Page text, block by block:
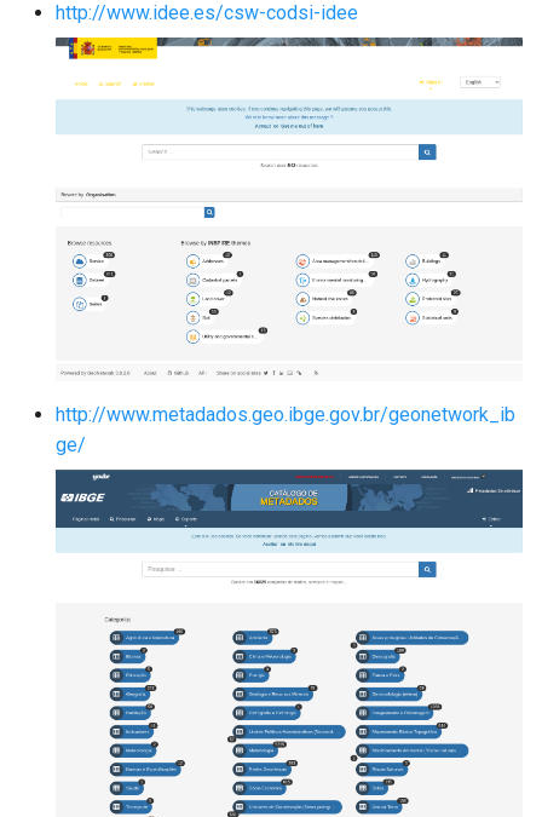
http://www.idee.es/csw-codsi-idee
http://www.metadados.geo.ibge.gov.br/geonetwork_ib
ge/